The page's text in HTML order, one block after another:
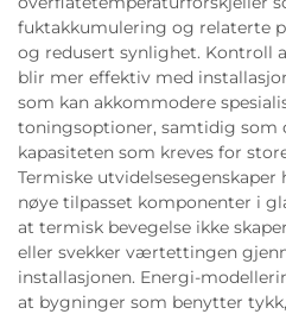
fuktakkumulering og relaterte
og redusert synlighet. Kontroll
blir mer effektiv med
som kan akkommodere
toningsoptioner, samtidig som
kapasiteten som kreves for
Termiske
nøye tilpasset komponenter i
at termisk bevegelse ikke
eller svekker værtettingen
installasjonen. Energi-
at bygninger som benytter